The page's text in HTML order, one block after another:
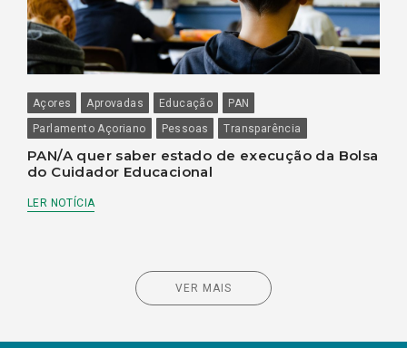
Açores Aprovadas Educação
PAN
Parlamento Açoriano
Pessoas Transparência
PAN/A quer saber estado de execução da Bolsa
do Cuidador Educacional
LER NOTÍCIA
VER MAIS